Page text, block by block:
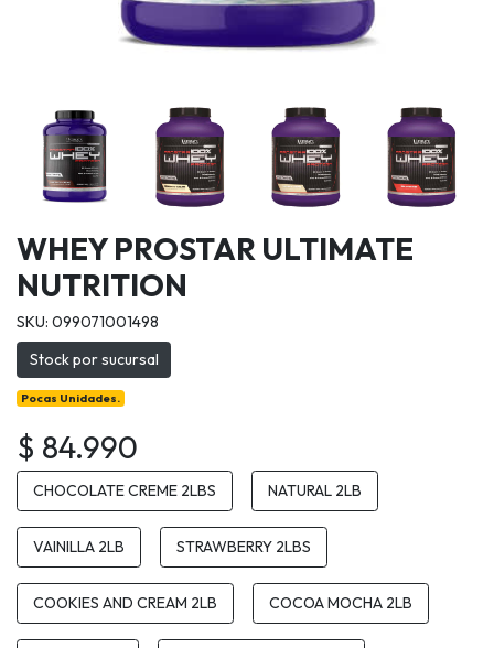
WHEY PROSTAR ULTIMATE
NUTRITION
SKU: 099071001498
Stock por sucursal
Pocas Unidades.
$ 84.990
CHOCOLATE CREME 2LBS NATURAL 2LB
VAINILLA 2LB STRAWBERRY 2LBS
COOKIES AND CREAM 2LB COCOA MOCHA 2LB